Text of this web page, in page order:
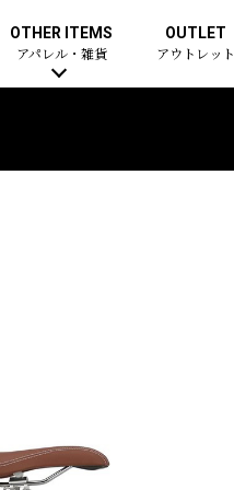
OTHER ITEMS
アパレル・雑貨
OUTLET
アウトレット